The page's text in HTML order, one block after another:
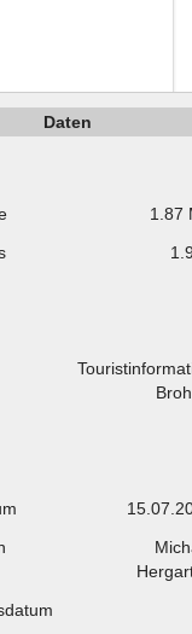
Daten
1.87